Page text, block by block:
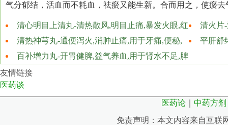
气分郁结，活血而不耗血，祛瘀又能生新。合而用之，使瘀
清心明目上清丸-清热散风,明目止痛,暴发火眼,红
肿痛痒,热泪昏花,云翳遮睛,头痛目眩,烦燥口渴,大便
燥结
清火片
目眩,口鼻
清热神芎丸-通便泻火,消肿止痛,用于牙痛,便秘,
目赤鼻肿
平肝舒
百补增力丸-开胃健脾,益气养血,用于肾水不足,脾
胃失和引起的自汗盗汗,腰腿疼痛,精神疲倦,劳伤过
度,咳嗽咯血,食欲不振,消化不良
友情链接
医药谈
医药论 中药方剂
免责声明：本文内容来自互联